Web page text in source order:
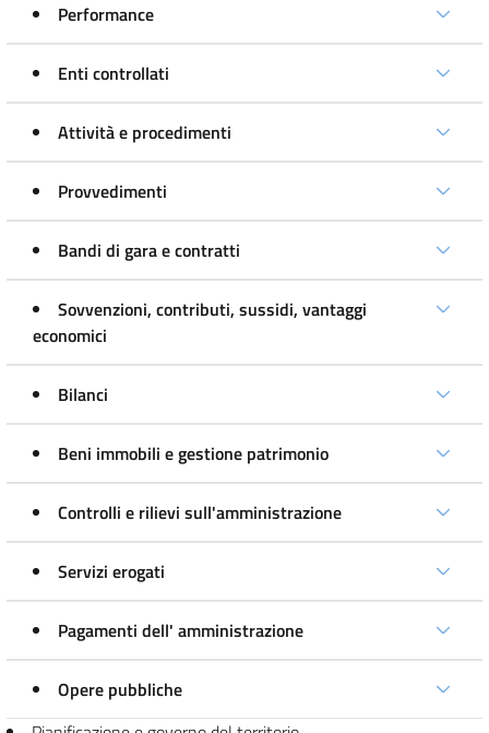
Performance
Enti controllati
Attività e procedimenti
Provvedimenti
Bandi di gara e contratti
Sovvenzioni, contributi, sussidi, vantaggi
economici
Bilanci
Beni immobili e gestione patrimonio
Controlli e rilievi sull'amministrazione
Servizi erogati
Pagamenti dell' amministrazione
Opere pubbliche